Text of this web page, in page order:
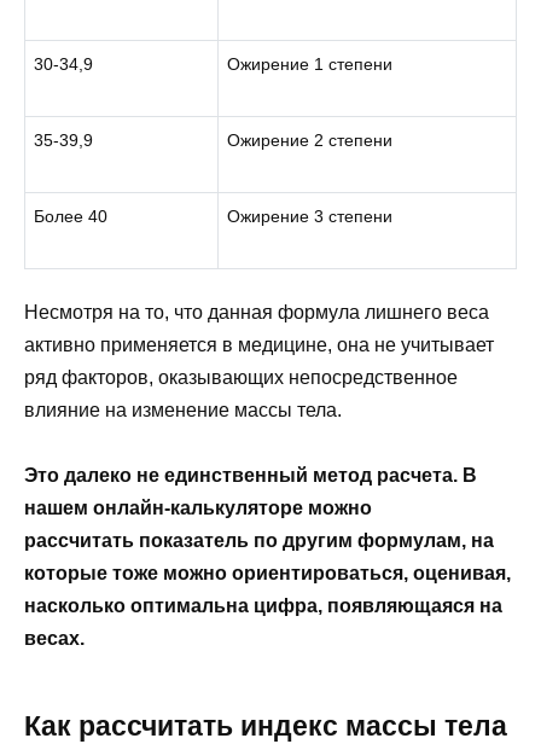
30-34,9 Ожирение 1 степени
35-39,9 Ожирение 2 степени
Более 40 Ожирение 3 степени
Несмотря на то, что данная формула лишнего веса
активно применяется в медицине, она не учитывает
ряд факторов, оказывающих непосредственное
влияние на изменение массы тела.
Это далеко не единственный метод расчета. В
нашем онлайн-калькуляторе можно
рассчитать показатель по другим формулам, на
которые тоже можно ориентироваться, оценивая,
насколько оптимальна цифра, появляющаяся на
весах.
Как рассчитать индекс массы тела